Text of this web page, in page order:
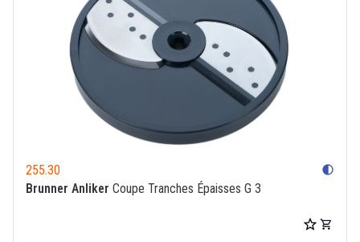
255.30 contrast
Brunner Anliker Coupe Tranches Épaisses G 3